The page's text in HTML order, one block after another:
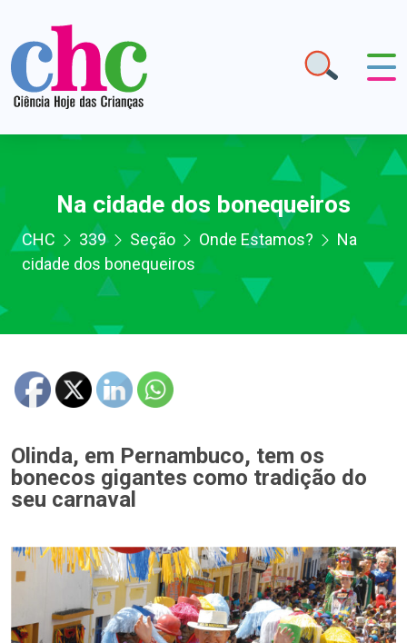
Na cidade dos bonequeiros
CHC 339 Seção Onde Estamos?
Na
cidade dos bonequeiros
Olinda, em Pernambuco, tem os
bonecos gigantes como tradição do
seu carnaval